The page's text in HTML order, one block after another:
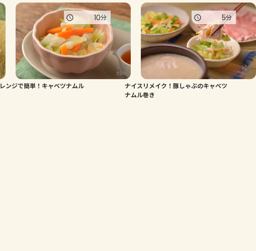
コンテンツ
レシピ
トーク
よくあるお問い合わせ
レンジで簡単！キャベツナムル
10分
ナイスリメイク！豚しゃぶのキャベツ
ナムル巻き
5分